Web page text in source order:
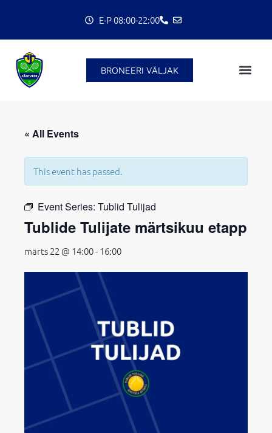
content
E-P 08:00-22:00
BRONEERI VÄLJAK
« All Events
This event has passed.
Event Series: Tublid Tulijad
Tublide Tulijate märtsikuu etapp
märts 22 @ 14:00-16:00